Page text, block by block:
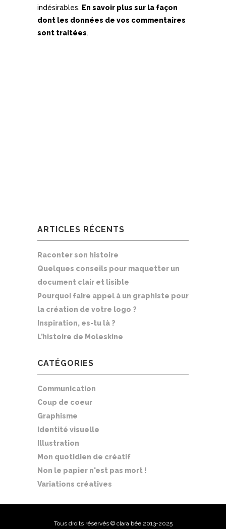
indésirables. En savoir plus sur la façon
dont les données de vos commentaires
sont traitées.
ARTICLES RÉCENTS
Raconter son histoire
Quelques conseils pour maquetter un
document clair et lisible
Pourquoi faire appel à un graphiste pour
la création de votre logo ?
Inspiration, es-tu là ?
L’histoire de Moleskine
CATÉGORIES
Communication
Coup de coeur
Graphisme
Identité visuelle
Illustration
Mon quotidien de créatif
Non le papier n'est pas mort !
Variations créatives
Tous droits réservés © clara bée 2013-2025